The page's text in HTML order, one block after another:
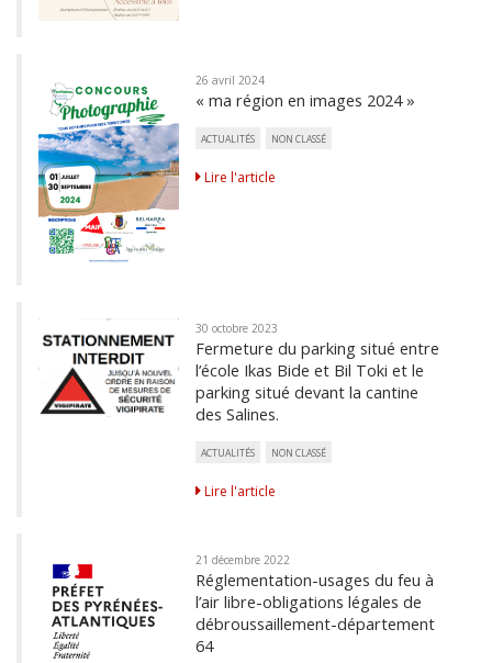
26 avril 2024
« ma région en images 2024 »
ACTUALITÉS NON CLASSÉ
Lire l'article
30 octobre 2023
Fermeture du parking situé entre
l’école Ikas Bide et Bil Toki et le
parking situé devant la cantine
des Salines.
ACTUALITÉS NON CLASSÉ
Lire l'article
21 décembre 2022
Réglementation-usages du feu à
l’air libre-obligations légales de
débroussaillement-département
64